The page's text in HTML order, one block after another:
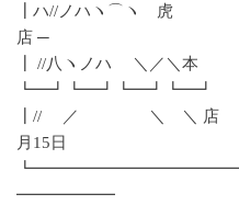
┃ハ//ノハヽ⌒ヽ 虎
店 ─
┃ //八ヽノハ ＼／＼本
┃// ／ ＼ ＼
月15日
━━━━━━